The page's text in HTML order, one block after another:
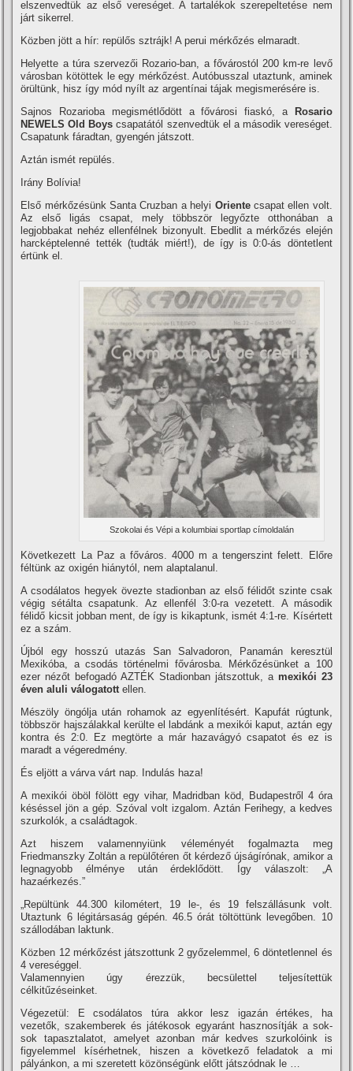
elszenvedtük az első vereséget. A tartalékok szerepeltetése nem
járt sikerrel.
Közben jött a hí­r: repülős sztrájk! A perui mérkőzés elmaradt.
Helyette a túra szervezői Rozario-ban, a fővárostól 200 km-re levő
városban kötöttek le egy mérkőzést. Autóbusszal utaztunk, aminek
örültünk, hisz í­gy mód nyí­lt az argentí­nai tájak megismerésére is.
Sajnos Rozarioba megismétlődött a fővárosi fiaskó, a
Rosario
NEWELS Old Boys csapatától szenvedtük el a második vereséget.
Csapatunk fáradtan, gyengén játszott.
Aztán ismét repülés.
Irány Bolí­via!
Első mérkőzésünk Santa Cruzban a helyi Orientecsapat ellen volt.
Az első ligás csapat, mely többször legyőzte otthonában a
legjobbakat nehéz ellenfélnek bizonyult. Ebedlit a mérkőzés elején
harcképtelenné tették (tudták miért!), de í­gy is 0:0-ás döntetlent
értünk el.
Szokolai és Vépi a kolumbiai sportlap cí­moldalán
Következett La Paz a főváros. 4000 m a tengerszint felett. Előre
féltünk az oxigén hiánytól, nem alaptalanul.
A csodálatos hegyek övezte stadionban az első félidőt szinte csak
végig sétálta csapatunk. Az ellenfél 3:0-ra vezetett. A második
félidő kicsit jobban ment, de í­gy is kikaptunk, ismét 4:1-re. Kí­sértett
ez a szám.
Újból egy hosszú utazás San Salvadoron, Panamán keresztül
Mexikóba, a csodás történelmi fővárosba. Mérkőzésünket a 100
ezer nézőt befogadó AZTÉK Stadionban játszottuk, a mexikói 23
éven aluli válogatottellen.
Mészöly öngólja után rohamok az egyenlí­tésért. Kapufát rúgtunk,
többször hajszálakkal kerülte el labdánk a mexikói kaput, aztán egy
kontra és 2:0. Ez megtörte a már hazavágyó csapatot és ez is
maradt a végeredmény.
És eljött a várva várt nap. Indulás haza!
A mexikói öböl fölött egy vihar, Madridban köd, Budapestről 4 óra
késéssel jön a gép. Szóval volt izgalom. Aztán Ferihegy, a kedves
szurkolók, a családtagok.
Azt hiszem valamennyiünk véleményét fogalmazta meg
Friedmanszky Zoltán a repülőtéren őt kérdező újságí­rónak, amikor a
legnagyobb élménye után érdeklődött. Így válaszolt: „A
hazaérkezés.”
„Repültünk 44.300 kilométert, 19 le-, és 19 felszállásunk volt.
Utaztunk 6 légitársaság gépén. 46.5 órát töltöttünk levegőben. 10
szállodában laktunk.
Közben 12 mérkőzést játszottunk 2 győzelemmel, 6 döntetlennel és
4 vereséggel.
Valamennyien úgy érezzük, becsülettel teljesí­tettük
célkitűzéseinket.
Végezetül: E csodálatos túra akkor lesz igazán értékes, ha
vezetők, szakemberek és játékosok egyaránt hasznosí­tják a sok-
sok tapasztalatot, amelyet azonban már kedves szurkolóink is
figyelemmel kí­sérhetnek, hiszen a következő feladatok a mi
pályánkon, a mi szeretett közönségünk előtt játszódnak le …